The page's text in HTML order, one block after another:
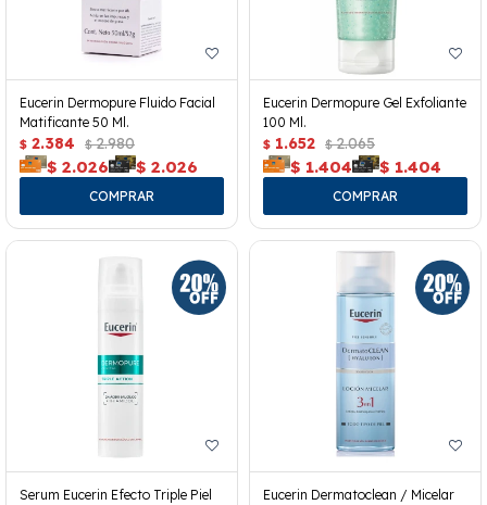
Eucerin Dermopure Fluido Facial
Matificante 50 Ml.
$ 2.384 $ 2.980
$ 2.026 $ 2.026
Eucerin Dermopure Gel Exfoliante
100 Ml.
$ 1.652 $ 2.065
$ 1.404 $ 1.404
Serum Eucerin Efecto Triple Piel
Eucerin Dermatoclean / Micelar